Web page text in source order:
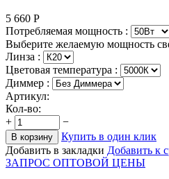
5 660 Р
Потребляемая мощность :
Выберите желаемую мощность
Линза :
Цветовая температура :
Диммер :
Артикул:
Кол-во:
+
−
В корзину
Купить в один клик
Добавить в закладки Добавить к
ЗАПРОС ОПТОВОЙ ЦЕНЫ